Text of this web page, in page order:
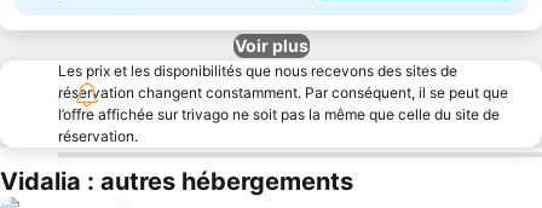
Voir plus
Les prix et les disponibilités que nous recevons des sites de
réservation changent constamment. Par conséquent, il se peut que
l’offre affichée sur trivago ne soit pas la même que celle du site de
réservation.
Vidalia : autres hébergements